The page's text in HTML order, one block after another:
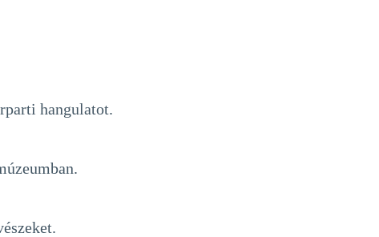
hangulatot.